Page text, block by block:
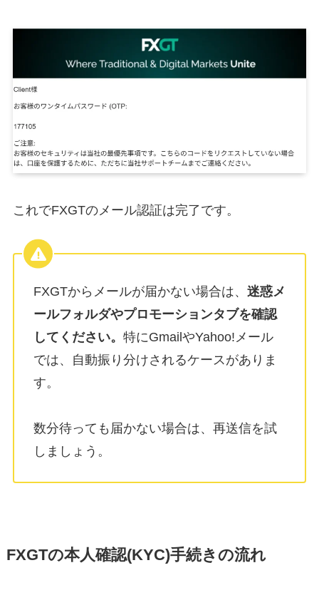
これでFXGTのメール認証は完了です。
FXGTからメールが届かない場合は、 迷惑メ
ールフォルダやプロモーションタブを確認
してください。 特にGmailやYahoo!メール
では、自動振り分けされるケースがありま
す。
数分待っても届かない場合は、再送信を試
しましょう。
FXGTの本人確認(KYC)手続きの流れ